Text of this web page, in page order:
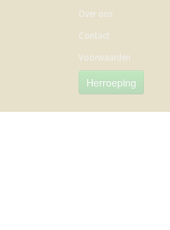
Over ons
Contact
Voorwaarden
Herroeping